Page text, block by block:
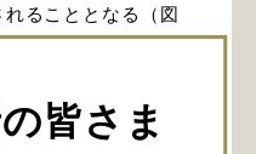
皆さま
ることとなる（図
本を守ったいくつか